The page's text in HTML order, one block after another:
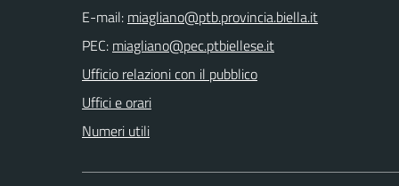
E-mail:
PEC:
Ufficio relazioni con il pubblico
Uffici e orari
Numeri utili